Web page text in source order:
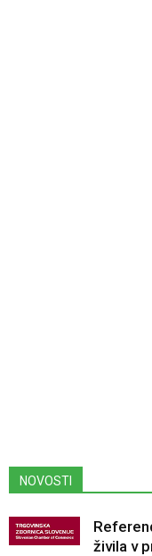
NOVOSTI
živila v